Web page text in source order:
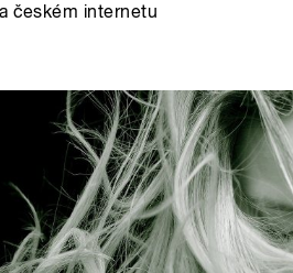
českém internetu